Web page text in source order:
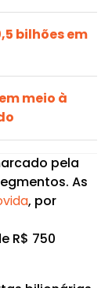
bilhões em
meio à
pela
As
, por
R$ 750